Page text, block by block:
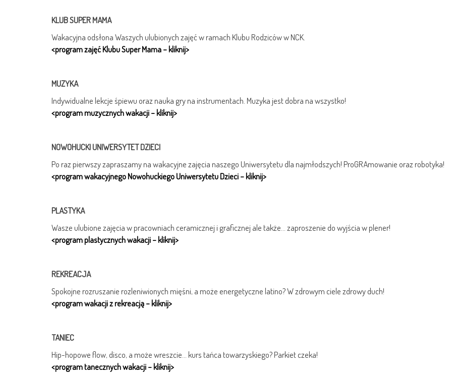
KLUB SUPER MAMA
Wakacyjna odsłona Waszych ulubionych zajęć w ramach Klubu Rodziców w NCK.
<program zajęć Klubu Super Mama – kliknij>
MUZYKA
Indywidualne lekcje śpiewu oraz nauka gry na instrumentach. Muzyka jest dobra na wszystko!
<program muzycznych wakacji – kliknij>
NOWOHUCKI UNIWERSYTET DZIECI
Po raz pierwszy zapraszamy na wakacyjne zajęcia naszego Uniwersytetu dla najmłodszych! ProGRAmowanie oraz robotyka!
<program wakacyjnego Nowohuckiego Uniwersytetu Dzieci – kliknij>
PLASTYKA
Wasze ulubione zajęcia w pracowniach ceramicznej i graficznej ale także… zaproszenie do wyjścia w plener!
<program plastycznych wakacji – kliknij>
REKREACJA
Spokojne rozruszanie rozleniwionych mięśni, a może energetyczne latino? W zdrowym ciele zdrowy duch!
<program wakacji z rekreacją – kliknij>
TANIEC
Hip-hopowe flow, disco, a może wreszcie… kurs tańca towarzyskiego? Parkiet czeka!
<program tanecznych wakacji – kliknij>